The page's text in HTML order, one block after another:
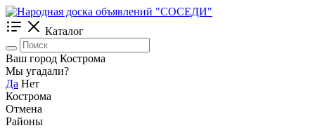
Каталог
Ваш город Кострома
Мы угадали?
Да Нет
Кострома
Отмена
Районы